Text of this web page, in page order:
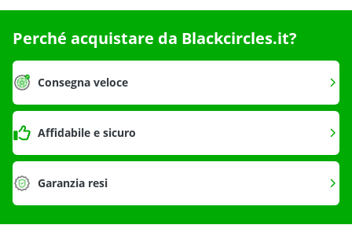
Perché acquistare da Blackcircles.it?
Consegna veloce
Affidabile e sicuro
Garanzia resi